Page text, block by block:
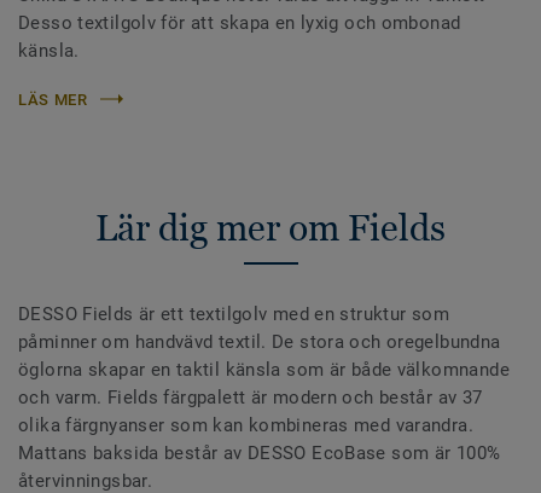
Desso textilgolv för att skapa en lyxig och ombonad
känsla.
LÄS MER
Lär dig mer om Fields
DESSO Fields är ett textilgolv med en struktur som
påminner om handvävd textil. De stora och oregelbundna
öglorna skapar en taktil känsla som är både välkomnande
och varm. Fields färgpalett är modern och består av 37
olika färgnyanser som kan kombineras med varandra.
Mattans baksida består av DESSO EcoBase som är 100%
återvinningsbar.